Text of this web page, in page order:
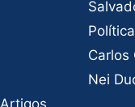
Carlos
Nei